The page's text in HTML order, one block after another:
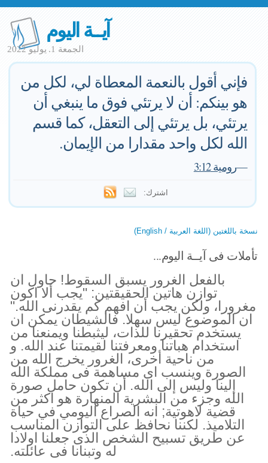
آيــة اليوم
الجمعة 1. يوليو 2022
فإني أقول بالنعمة المعطاة لي، لكل من
هو بينكم: أن لا يرتئي فوق ما ينبغي أن
يرتئي، بل يرتئي إلى التعقل، كما قسم
الله لكل واحد مقدارا من الإيمان.
—رومية 3:12
اشترك:
نسخة باللغتين (اللغة العربية / English)
تأملات فى آيــة اليوم...
بالفعل الغرور يسبق السقوط! حاول ان
توازن هاتين الحقيقتين: "يجب ألا اكون
مغرورا، ولكن يجب أن افهم كم يقدرنى الله."
ان الموضوع ليس سهلا. فالشيطان يمكن ان
يستخدم تحقيرنا للذات، ليثبطنا ويمنعنا من
استخدام هباتنا ومعرفتنا لقيمتنا عند الله. و
من ناحية أخرى، الغرور يخرج الله من
الصورة وينسب اى مساهمة فى مملكة الله
إلينا وليس إلى الله. أن تكون حامل صورة
الله وجزء من البشرية المنهارة هو اكثر من
قضية لاهوتية; انه الصراع اليومي في حياة
التلاميذ. لكننا نحافظ على التوازن المناسب
عن طريق تسبيح الشخص الذى جعلنا اولادا
له وتبنانا فى عائلته.